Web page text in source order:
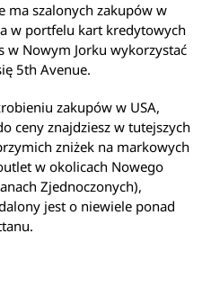
ma szalonych zakupów w
w portfelu kart kredytowych
w Nowym Jorku wykorzystać
5th Avenue.
zakupów w USA,
ceny znajdziesz w tutejszych
zniżek na markowych
w okolicach Nowego
Zjednoczonych),
jest o niewiele ponad